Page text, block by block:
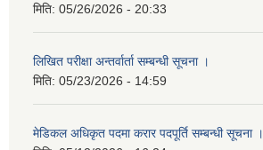
मिति: 05/26/2026 - 20:33
लिखित परीक्षा अन्तर्वार्ता सम्बन्धी सूचना ।
मिति: 05/23/2026 - 14:59
मेडिकल अधिकृत पदमा करार पदपूर्ति सम्बन्धी सूचना ।